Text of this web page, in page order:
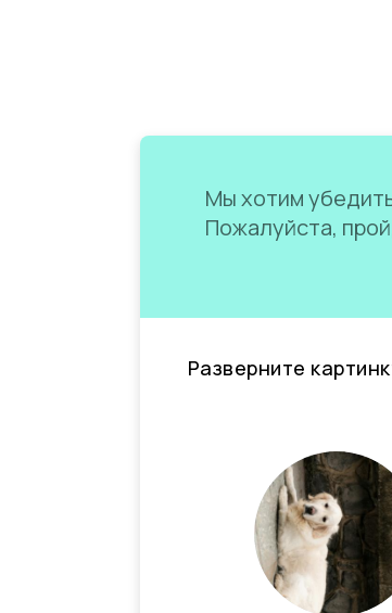
Мы хотим
Пожалуйста,
Разверните